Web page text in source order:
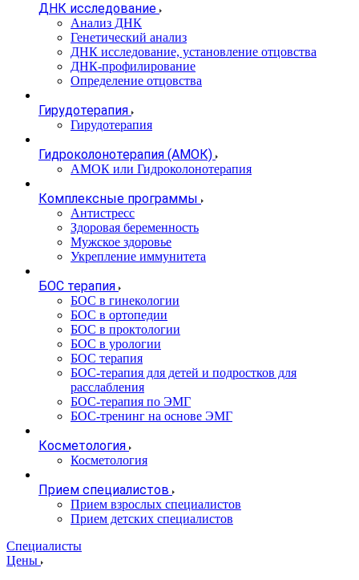
ДНК исследование
Анализ ДНК
Генетический анализ
ДНК исследование, установление отцовства
ДНК-профилирование
Определение отцовства
Гирудотерапия
Гирудотерапия
Гидроколонотерапия (АМОК)
АМОК или Гидроколонотерапия
Комплексные программы
Антистресс
Здоровая беременность
Мужское здоровье
Укрепление иммунитета
БОС терапия
БОС в гинекологии
БОС в ортопедии
БОС в проктологии
БОС в урологии
БОС терапия
БОС-терапия для детей и подростков для
расслабления
БОС-терапия по ЭМГ
БОС-тренинг на основе ЭМГ
Косметология
Косметология
Прием специалистов
Прием взрослых специалистов
Прием детских специалистов
Специалисты
Цены